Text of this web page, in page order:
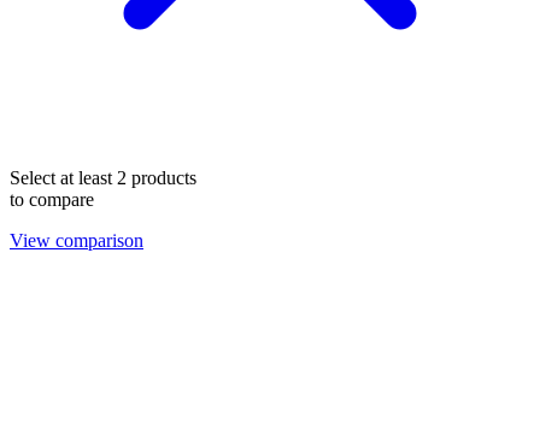
Select at least 2 products
to compare
View comparison